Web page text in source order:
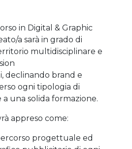
in Digital & Graphic
a sarà in grado di
multidisciplinare e
declinando brand e
ogni tipologia di
una solida formazione.
appreso come:
progettuale ed